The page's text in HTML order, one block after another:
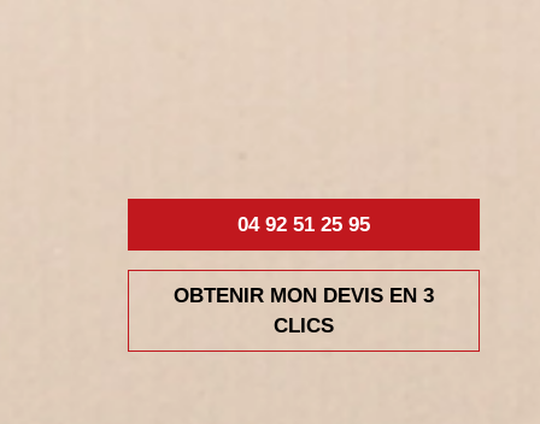
04 92 51 25 95
OBTENIR MON DEVIS EN 3
CLICS